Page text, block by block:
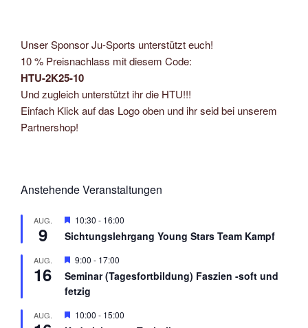
Unser Sponsor Ju-Sports unterstützt euch!
10 % Preisnachlass mit diesem Code:
HTU-2K25-10
Und zugleich unterstützt ihr die HTU!!!
Einfach Klick auf das Logo oben und ihr seid bei unserem
Partnershop!
Anstehende Veranstaltungen
AUG.
9
H
r
o
r
e
o
10:30 - 16:00
Sichtungslehrgang Young Stars Team Kampf
AUG.
16
H
r
v
r
9:00 - 17:00
Seminar (Tagesfortbildung) Faszien -soft und
fetzig
AUG.
H
10:00 - 15:00